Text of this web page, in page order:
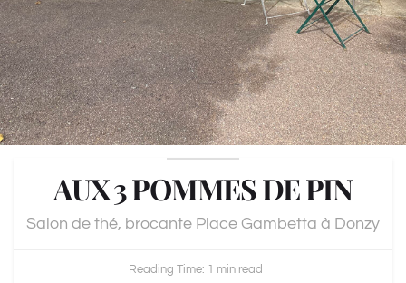
AUX 3 POMMES DE PIN
Salon de thé, brocante Place Gambetta à Donzy
Reading Time: 1 min read